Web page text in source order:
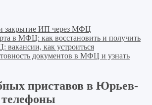
закрытие ИП через МФЦ
в МФЦ: как восстановить и получить
вакансии, как устроиться
документов в МФЦ и узнать
приставов в Юрьев-